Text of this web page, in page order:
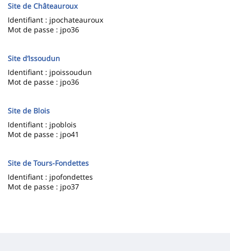
Site de Châteauroux
Identifiant : jpochateauroux
Mot de passe : jpo36
Site d’Issoudun
Identifiant : jpoissoudun
Mot de passe : jpo36
Site de Blois
Identifiant : jpoblois
Mot de passe : jpo41
Site de Tours-Fondettes
Identifiant : jpofondettes
Mot de passe : jpo37